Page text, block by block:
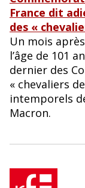
France dit
des «
Un mois
l’âge de 101
dernier des
« chevaliers
intemporels
Macron.